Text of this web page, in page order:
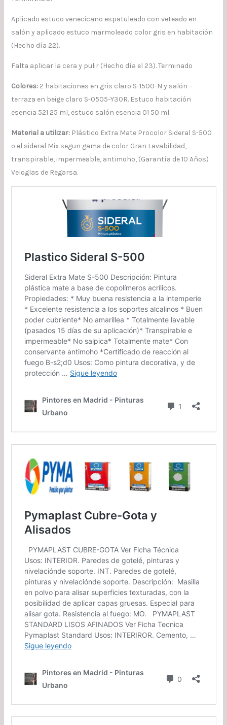
Aplicado estuco venecicano espatuleado con veteado en
salón y aplicado estuco marmoleado color gris en habitación
(Hecho día 22).
Falta aplicar la cera y pulir (Hecho día el 23). Terminado
Colores: 2 habitaciones en gris claro S-1500-N y salón –
terraza en beige claro S-0505-Y30R. Estuco habitación
esencia 521 25 ml, estuco salón esencia 01 50 ml.
Material a utilizar:Plástico Extra Mate Procolor Sideral S-500
o el sideral Mix segun gama de color Gran Lavabilidad,
transpirable, impermeable, antimoho, (Garantía de 10 Años)
Veloglas de Regarsa.